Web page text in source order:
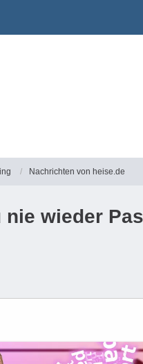
Nachrichten von heise.de
wieder